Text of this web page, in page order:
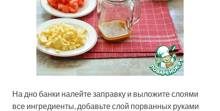
На дно банки налейте заправку и выложите слоями
все ингредиенты, добавьте слой порванных руками